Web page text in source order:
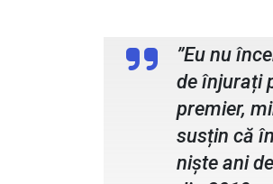
”Eu nu
de înjurați
premier,
susțin că
niște ani